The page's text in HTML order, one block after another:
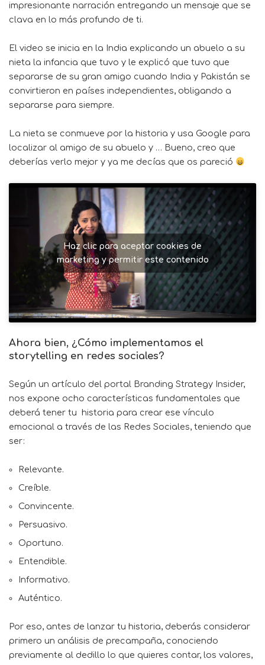
impresionante narración entregando un mensaje que se
clava en lo más profundo de ti.
El video se inicia en la India explicando un abuelo a su
nieta la infancia que tuvo y le explicó que tuvo que
separarse de su gran amigo cuando India y Pakistán se
convirtieron en países independientes, obligando a
separarse para siempre.
La nieta se conmueve por la historia y usa Google para
localizar al amigo de su abuelo y … Bueno, creo que
deberías verlo mejor y ya me decías que os pareció
Haz clic para aceptar cookies de
marketing y permitir este contenido
Ahora bien, ¿Cómo implementamos el
storytelling en redes sociales?
Según un artículo del portal Branding Strategy Insider,
nos expone ocho características fundamentales que
deberá tener tu historia para crear ese vínculo
emocional a través de las Redes Sociales, teniendo que
ser:
Relevante.
Creíble.
Convincente.
Persuasivo.
Oportuno.
Entendible.
Informativo.
Auténtico.
Por eso, antes de lanzar tu historia, deberás considerar
primero un análisis de precampaña, conociendo
previamente al dedillo lo que quieres contar, los valores,